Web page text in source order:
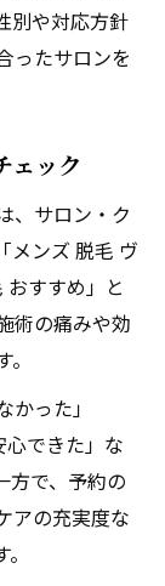
別や対応方針
ったサロンを
ェック
、サロン・ク
メンズ 脱毛 ヴ
すすめ」と
術の痛みや効
った」
心できた」な
方で、予約の
アの充実度な